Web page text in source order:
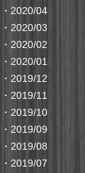
・ 2020/04
・ 2020/03
・ 2020/02
・ 2020/01
・ 2019/12
・ 2019/11
・ 2019/10
・ 2019/09
・ 2019/08
・ 2019/07